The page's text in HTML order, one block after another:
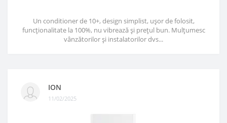
Un conditioner de 10+, design simplist, ușor de folosit,
funcționalitate la 100%, nu vibrează și prețul bun. Mulțumesc
vânzătorilor și instalatorilor dvs...
ION
11/02/2025